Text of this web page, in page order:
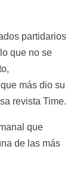
partidarios
que no se
más dio su
revista Time.
que
de las más